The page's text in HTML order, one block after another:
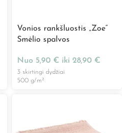
Vonios rankšluostis „Zoe“
Smėlio spalvos
Nuo 5,90 € iki 28,90 €
3 skirtingi dydžiai
500 g/m²